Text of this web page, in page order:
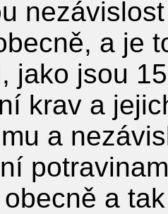
a je
jako jsou
krav a
a
a